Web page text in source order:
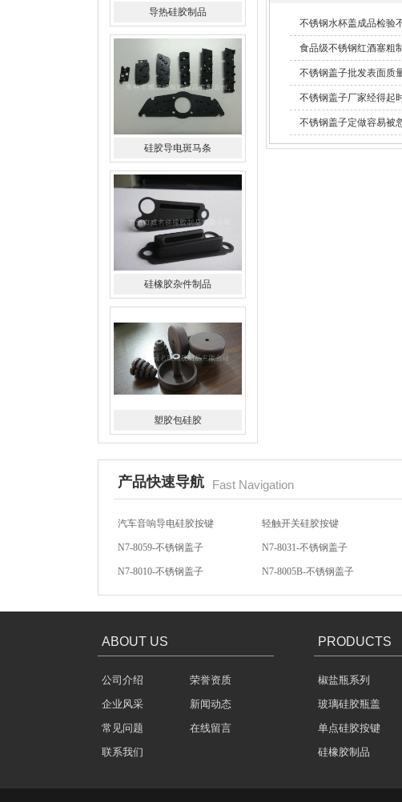
硅胶导电斑马条
硅橡胶杂件制品
塑胶包硅胶
水橡胶过滤网
不锈钢水杯盖成品检验
食品级不锈钢红酒塞粗
不锈钢盖子批发表面质
不锈钢盖子厂家经得起
不锈钢盖子定做容易被
产品快速导航 Fast Navigation
N7-8059-不锈钢盖子 N7-8031-不锈钢盖子
N7-8010-不锈钢盖子 N7-8005B-不锈钢盖子
方向盘硅胶按键 汽车音响硅胶按键
汽车音响导电硅胶按键 轻触开关硅胶按键
ABOUT US
公司介绍
荣誉资质
企业风采
新闻动态
常见问题
在线留言
联系我们
PRODUCTS
椒盐瓶系列
玻璃硅胶瓶盖
单点硅胶按键
硅橡胶制品